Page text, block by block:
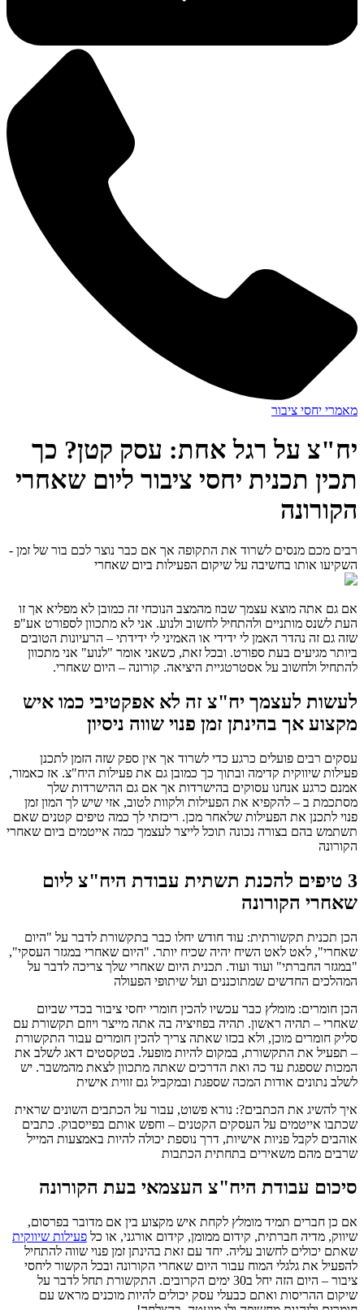
מאמרי יחסי ציבור
יח"צ על רגל אחת: עסק קטן? כך
תכין תכנית יחסי ציבור ליום שאחרי
הקורונה
רבים מכם מנסים לשרוד את התקופה אך אם כבר נוצר לכם בור של זמן -
השקיעו אותו בחשיבה על שיקום הפעילות ביום שאחרי
אם גם אתה מוצא עצמך שבוז מהמצב הנוכחי זה כמובן לא מפליא אך זו
העת לשנס מותניים ולהתחיל לחשוב ולנוע. אני לא מתכוון לספורט אע"פ
שזה גם זה נהדר האמן לי ידידי או האמיני לי ידידתי – הרעיונות הטובים
ביותר מגיעים בעת ספורט. ובכל זאת, כשאני אומר "לנוע" אני מתכוון
להתחיל ולחשוב על אסטרטגיית היציאה. קורונה – היום שאחרי.
לעשות לעצמך יח"צ זה לא אפקטיבי כמו איש
מקצוע אך בהינתן זמן פנוי שווה ניסיון
עסקים רבים פועלים כרגע כדי לשרוד אך אין ספק שזה הזמן לתכנן
פעילות שיווקית קדימה ובתוך כך כמובן גם את פעילות היח"צ. אז כאמור,
אמנם כרגע אנחנו עסוקים בהישרדות אך אם גם ההישרדות שלך
מסתכמת ב – להקפיא את הפעילות ולקוות לטוב, אזי שיש לך המון זמן
פנוי לתכנן את הפעילות שלאחר מכן. ריכזתי לך כמה טיפים קטנים שאם
תשתמש בהם בצורה נכונה תוכל לייצר לעצמך כמה אייטמים ביום שאחרי
הקורונה
3 טיפים להכנת תשתית עבודת היח"צ ליום
שאחרי הקורונה
הכן תכנית תקשורתית: עוד חודש יחלו כבר בתקשורת לדבר על "היום
שאחרי", לאט לאט השיח יהיה שכיח יותר. "היום שאחרי במגזר העסקי",
"במגזר החברתי" ועוד ועוד. תכנית היום שאחרי שלך צריכה לדבר על
המהלכים החדשים שמתוכננים ועל שיתופי הפעולה
הכן חומרים: מומלץ כבר עכשיו להכין חומרי יחסי ציבור בכדי שביום
שאחרי – תהיה ראשון. תהיה בפוזיציה בה אתה מייצר ויוזם תקשורת עם
סליק חומרים מוכן, ולא בכזו שאתה צריך להכין חומרים עבור התקשורת
– תפעיל את התקשורת, במקום להיות מופעל. בטקסטים דאג לשלב את
המכות שספגת עד כה ואת הדרכים שאתה מתכוון לצאת מהמשבר. יש
לשלב נתונים אודות המכה שספגת ובמקביל גם זווית אישית
איך להשיג את הכתבים?: נורא פשוט, עבור על הכתבים השונים שראית
שכתבו אייטמים על העסקים הקטנים – וחפש אותם בפייסבוק. כתבים
אוהבים לקבל פניות אישיות, דרך נוספת יכולה להיות באמצעות המייל
שרבים מהם משאירים בתחתית הכתבות
סיכום עבודת היח"צ העצמאי בעת הקורונה
אם כן חברים תמיד מומלץ לקחת איש מקצוע בין אם מדובר בפרסום,
שיווק, מדיה חברתית, קידום ממומן, קידום אורגני, או כל פעילות שיווקית
שאתם יכולים לחשוב עליה. יחד עם זאת בהינתן זמן פנוי שווה להתחיל
להפעיל את גלגלי המוח עבור היום שאחרי הקורונה ובכל הקשור ליחסי
ציבור – היום הזה יחל ב30 ימים הקרובים. התקשורת תחל לדבר על
שיקום ההריסות ואתם כבעלי עסק יכולים להיות מוכנים מראש עם